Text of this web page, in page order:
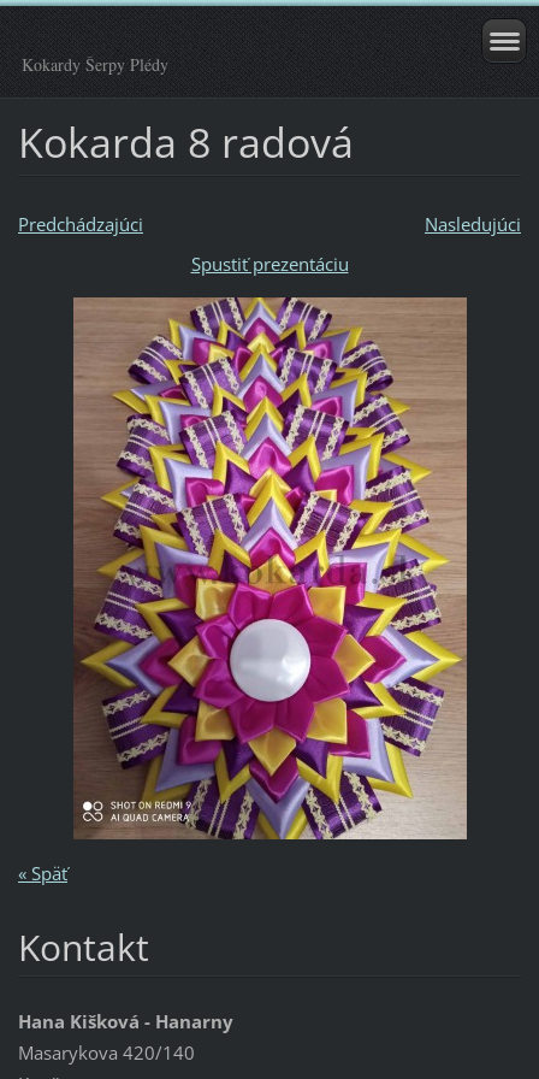
Kokardy Šerpy Plédy
Kokarda 8 radová
Predchádzajúci
Nasledujúci
Spustiť prezentáciu
« Späť
Kontakt
Hana Kišková - Hanarny
Masarykova 420/140